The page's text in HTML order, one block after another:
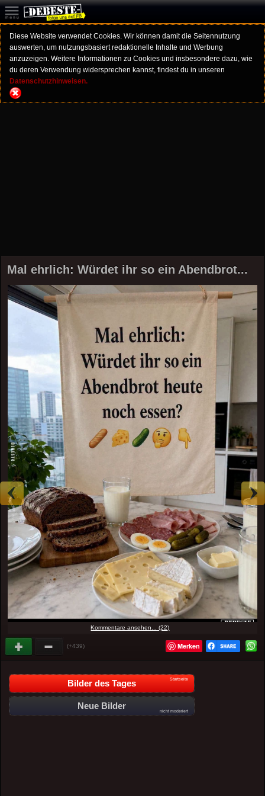
Diese Website verwendet Cookies. Wir können damit die Seitennutzung
auswerten, um nutzungsbasiert redaktionelle Inhalte und Werbung
anzuzeigen. Weitere Informationen zu Cookies und insbesondere dazu, wie
du deren Verwendung widersprechen kannst, findest du in unseren
Datenschutzhinweisen.
Mal ehrlich: Würdet ihr so ein Abendbrot...
Kommentare ansehen... (22)
(+439) Merken
Bilder des Tages Startseite
Neue Bilder
nicht moderiert